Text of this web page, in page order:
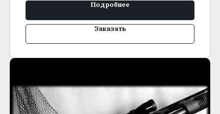
Подробнее
Заказать